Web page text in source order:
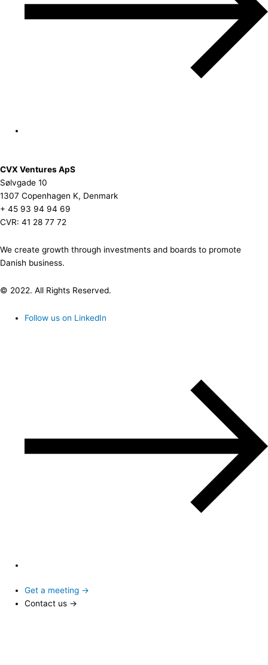
CVX Ventures ApS
Sølvgade 10
1307 Copenhagen K, Denmark
+ 45 93 94 94 69
CVR: 41 28 77 72
We create growth through investments and boards to promote
Danish business.
© 2022. All Rights Reserved.
Follow us on LinkedIn
Get a meeting →
Contact us →